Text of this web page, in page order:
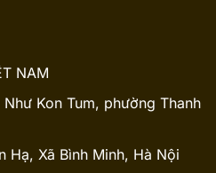
NAM
Kon Tum, phường Thanh
Hạ, Xã Bình Minh, Hà Nội